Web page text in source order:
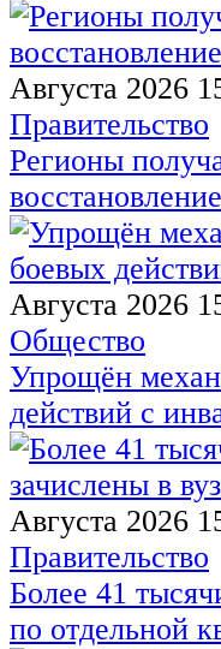
Августа 2026
Правительство
Регионы
Августа 2026
Общество
Упрощён
действий с
Августа 2026
Правительство
Более 41
по отдельной